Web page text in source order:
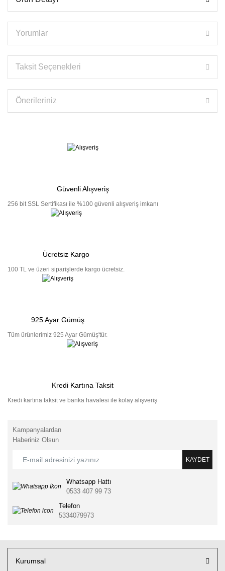
Yorumlar
Taksit Seçenekleri
Önerileriniz
Güvenli Alışveriş
256 bit SSL Sertifikası ile %100 güvenli alışveriş imkanı
Ücretsiz Kargo
100 TL ve üzeri siparişlerde kargo ücretsiz.
925 Ayar Gümüş
Tüm ürünlerimiz 925 Ayar Gümüş'tür.
Kredi Kartına Taksit
Kredi kartına taksit ve banka havalesi ile kolay alışveriş
Kampanyalardan
Haberiniz Olsun
KAYDET
Whatsapp Hattı
0533 407 99 73
Telefon
5334079973
Kurumsal